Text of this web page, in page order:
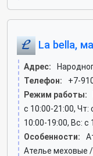
La bella,
Адрес:
Телефон:
+7-
Режим работы:
c 10:00-21:00, Чт:
10:00-19:00, Вс: c
Особенности:
Ателье меховые